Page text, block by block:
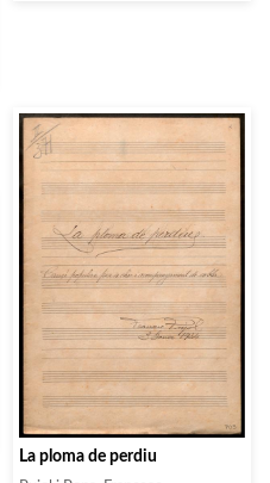
La ploma de perdiu